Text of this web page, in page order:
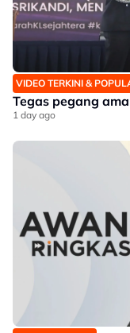
VIDEO TERKINI &
Tegas pegang
1 day ago